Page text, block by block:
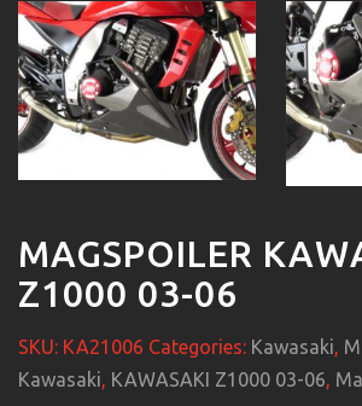
MAGSPOILER
Z1000 03-06
SKU: KA21006 Categories: Kawasaki,
Kawasaki, KAWASAKI Z1000 03-06,